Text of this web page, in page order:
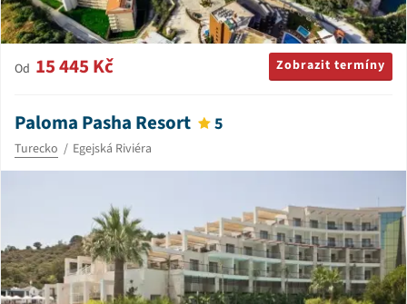
Od 15 445 Kč Zobrazit termíny
Paloma Pasha Resort 5
Turecko Egejská Riviéra